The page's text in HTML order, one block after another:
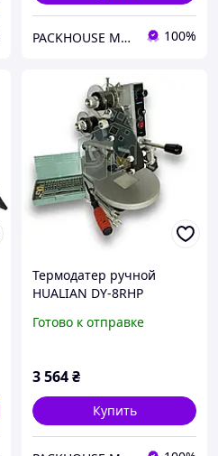
PACKHOUSE MACHINERY 100%
Термодатер ручной
HUALIAN DY-8RHP
Готово к отправке
3 564₴
Купить